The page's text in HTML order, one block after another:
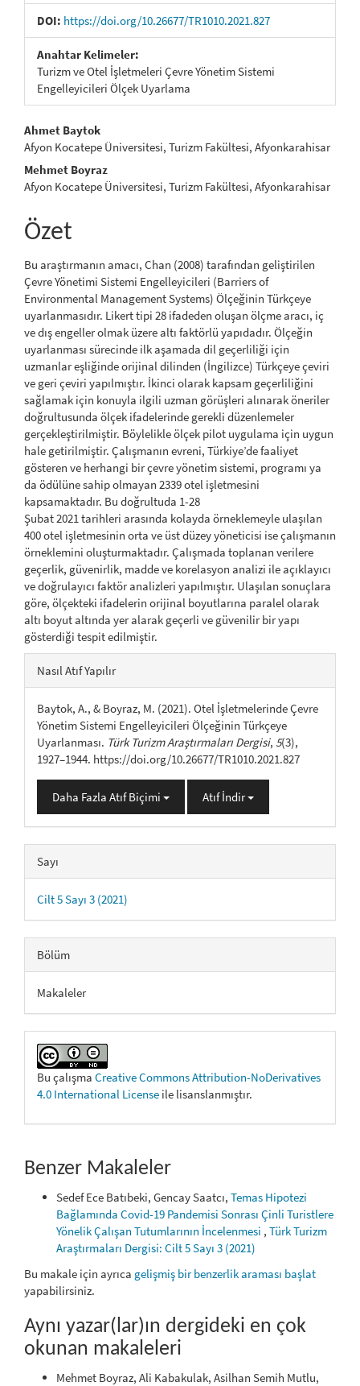
DOI: https://doi.org/10.26677/TR1010.2021.827
Anahtar Kelimeler:
Turizm ve Otel İşletmeleri Çevre Yönetim Sistemi
Engelleyicileri Ölçek Uyarlama
Ahmet Baytok
Afyon Kocatepe Üniversitesi, Turizm Fakültesi, Afyonkarahisar
Mehmet Boyraz
Afyon Kocatepe Üniversitesi, Turizm Fakültesi, Afyonkarahisar
Özet
Bu araştırmanın amacı, Chan (2008) tarafından geliştirilen
Çevre Yönetimi Sistemi Engelleyicileri (Barriers of
Environmental Management Systems) Ölçeğinin Türkçeye
uyarlanmasıdır. Likert tipi 28 ifadeden oluşan ölçme aracı, iç
ve dış engeller olmak üzere altı faktörlü yapıdadır. Ölçeğin
uyarlanması sürecinde ilk aşamada dil geçerliliği için
uzmanlar eşliğinde orijinal dilinden (İngilizce) Türkçeye çeviri
ve geri çeviri yapılmıştır. İkinci olarak kapsam geçerliliğini
sağlamak için konuyla ilgili uzman görüşleri alınarak öneriler
doğrultusunda ölçek ifadelerinde gerekli düzenlemeler
gerçekleştirilmiştir. Böylelikle ölçek pilot uygulama için uygun
hale getirilmiştir. Çalışmanın evreni, Türkiye’de faaliyet
gösteren ve herhangi bir çevre yönetim sistemi, programı ya
da ödülüne sahip olmayan 2339 otel işletmesini
kapsamaktadır. Bu doğrultuda 1-28
Şubat 2021 tarihleri arasında kolayda örneklemeyle ulaşılan
400 otel işletmesinin orta ve üst düzey yöneticisi ise çalışmanın
örneklemini oluşturmaktadır. Çalışmada toplanan verilere
geçerlik, güvenirlik, madde ve korelasyon analizi ile açıklayıcı
ve doğrulayıcı faktör analizleri yapılmıştır. Ulaşılan sonuçlara
göre, ölçekteki ifadelerin orijinal boyutlarına paralel olarak
altı boyut altında yer alarak geçerli ve güvenilir bir yapı
gösterdiği tespit edilmiştir.
Nasıl Atıf Yapılır
Baytok, A., & Boyraz, M. (2021). Otel İşletmelerinde Çevre
Yönetim Sistemi Engelleyicileri Ölçeğinin Türkçeye
Uyarlanması. Türk Turizm Araştırmaları Dergisi, 5(3),
1927–1944. https://doi.org/10.26677/TR1010.2021.827
Daha Fazla Atıf Biçimi Atıf İndir
Sayı
Cilt 5 Sayı 3 (2021)
Bölüm
Makaleler
Bu çalışma Creative Commons Attribution-NoDerivatives
4.0 International License ile lisanslanmıştır.
Benzer Makaleler
Sedef Ece Batıbeki, Gencay Saatcı, Temas Hipotezi
Bağlamında Covid-19 Pandemisi Sonrası Çinli Turistlere
Yönelik Çalışan Tutumlarının İncelenmesi , Türk Turizm
Araştırmaları Dergisi: Cilt 5 Sayı 3 (2021)
Bu makale için ayrıca gelişmiş bir benzerlik araması başlat
yapabilirsiniz.
Aynı yazar(lar)ın dergideki en çok
okunan makaleleri
Mehmet Boyraz, Ali Kabakulak, Asilhan Semih Mutlu,